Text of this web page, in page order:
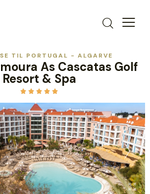
TIL PORTUGAL - ALGARVE
As Cascatas Golf
Resort & Spa
    